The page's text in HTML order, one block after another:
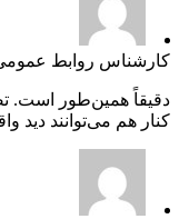
کارشناس روابط
دقیقاً همین‌طور است.
کنار هم می‌توانند دید